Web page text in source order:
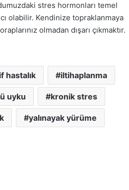
stres hormonları temel
olabilir. Kendinize topraklanmaya
olmadan dışarı çıkmaktır.
hastalık iltihaplanma
uyku kronik stres
yalınayak yürüme